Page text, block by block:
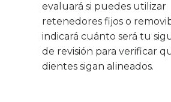
evaluará si puedes utilizar
retenedores fijos o
indicará cuánto será tu
de revisión para verificar
dientes sigan alineados.